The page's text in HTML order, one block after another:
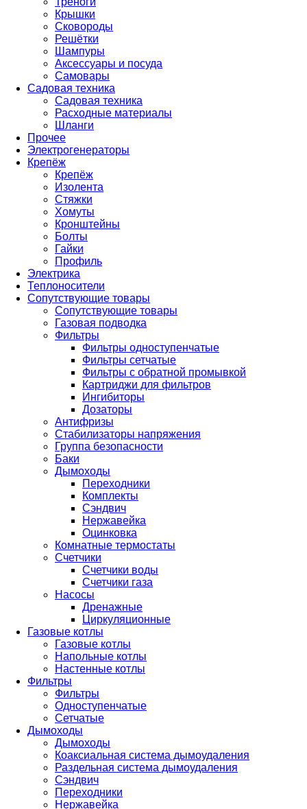
Крышки
Сковороды
Решётки
Шампуры
Аксессуары и посуда
Самовары
Садовая техника
Садовая техника
Расходные материалы
Шланги
Прочее
Электрогенераторы
Крепёж
Крепёж
Изолента
Стяжки
Хомуты
Кронштейны
Болты
Гайки
Профиль
Электрика
Теплоносители
Сопутствующие товары
Сопутствующие товары
Газовая подводка
Фильтры
Фильтры одноступенчатые
Фильтры сетчатые
Фильтры с обратной промывкой
Картриджи для фильтров
Ингибиторы
Дозаторы
Антифризы
Стабилизаторы напряжения
Группа безопасности
Баки
Дымоходы
Переходники
Комплекты
Сэндвич
Нержавейка
Оцинковка
Комнатные термостаты
Счетчики
Счетчики воды
Счетчики газа
Насосы
Дренажные
Циркуляционные
Газовые котлы
Газовые котлы
Напольные котлы
Настенные котлы
Фильтры
Фильтры
Одноступенчатые
Сетчатые
Дымоходы
Дымоходы
Коаксиальная система дымоудаления
Раздельная система дымоудаления
Сэндвич
Переходники
Нержавейка